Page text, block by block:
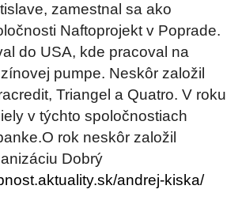
zamestnal sa ako
Naftoprojekt v Poprade.
do USA, kde pracoval na
pumpe. Neskôr založil
Triangel a Quatro. V roku
v týchto spoločnostiach
rok neskôr založil
Dobrý
andrej-kiska/